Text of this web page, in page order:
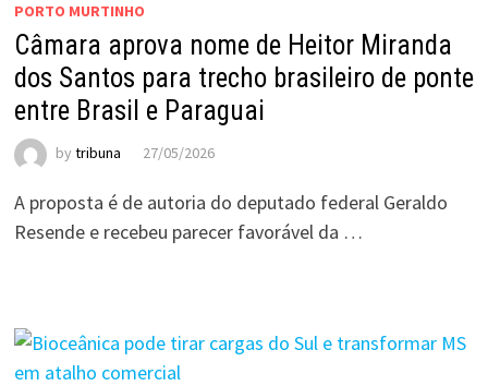
PORTO MURTINHO
Câmara aprova nome de Heitor Miranda
dos Santos para trecho brasileiro de ponte
entre Brasil e Paraguai
by tribuna 27/05/2026
A proposta é de autoria do deputado federal Geraldo
Resende e recebeu parecer favorável da …